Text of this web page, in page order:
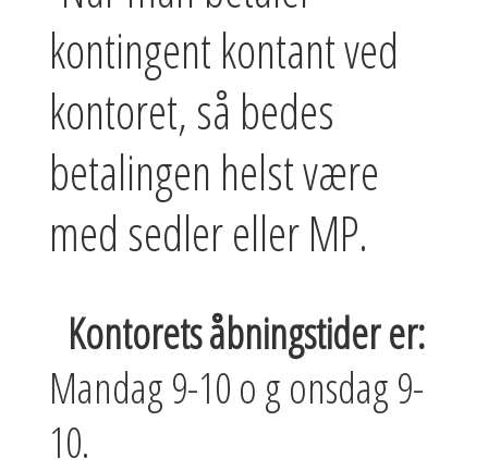
kontingent kontant ved
kontoret, så bedes
betalingen helst være
med sedler eller MP.
Kontorets åbningstider er:
Mandag 9-10 o g onsdag 9-
10.